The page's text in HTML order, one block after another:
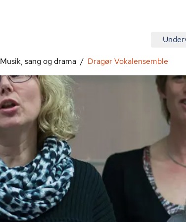
Musik, sang og drama Dragør Vokalensemble